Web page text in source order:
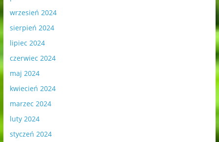
wrzesień 2024
sierpień 2024
lipiec 2024
czerwiec 2024
maj 2024
kwiecień 2024
marzec 2024
luty 2024
styczeń 2024